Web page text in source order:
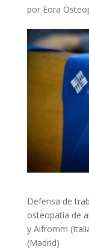
por Eora
Defensa de
osteopatía de
y Aifromm
(Madrid)